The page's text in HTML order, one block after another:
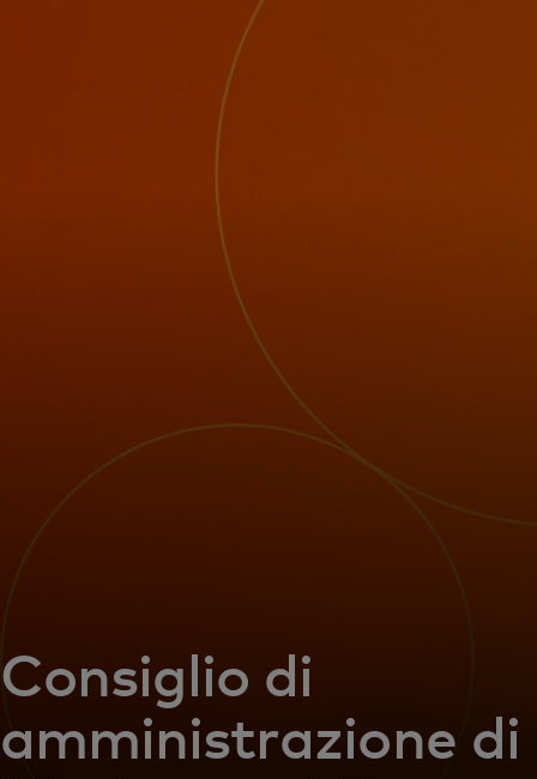
Per il business
Per gli innovatori
Consiglio di
amministrazione di